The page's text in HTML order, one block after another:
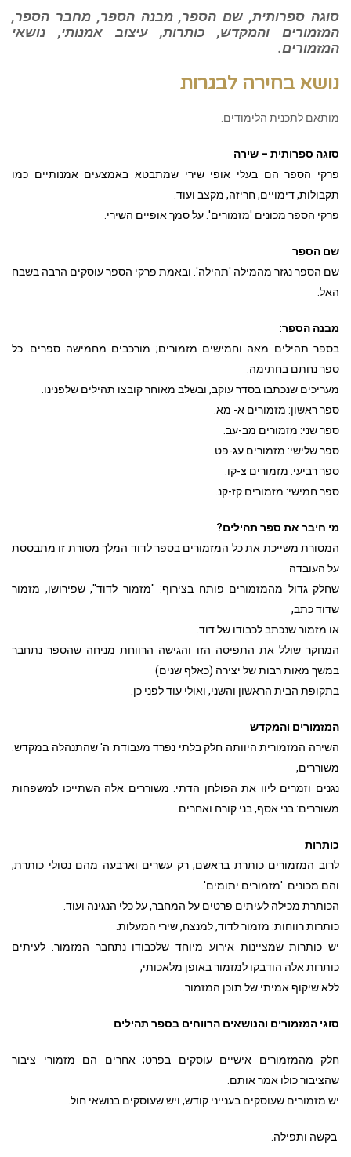
סוגה ספרותית, שם הספר, מבנה הספר, מחבר הספר,
המזמורים והמקדש, כותרות, עיצוב אמנותי, נושאי
המזמורים.
נושא בחירה לבגרות
מותאם לתכנית הלימודים.
סוגה ספרותית – שירה
פרקי הספר הם בעלי אופי שירי שמתבטא באמצעים אמנותיים כמו
תקבולות, דימויים, חריזה, מקצב ועוד.
פרקי הספר מכונים 'מזמורים'. על סמך אופיים השירי.
שם הספר
שם הספר נגזר מהמילה 'תהילה'. ובאמת פרקי הספר עוסקים הרבה בשבח
האל.
מבנה הספר:
בספר תהילים מאה וחמישים מזמורים; מורכבים מחמישה ספרים. כל
ספר נחתם בחתימה.
מעריכים שנכתבו בסדר עוקב, ובשלב מאוחר קובצו תהילים שלפנינו.
ספר ראשון: מזמורים א- מא.
ספר שני: מזמורים מב-עב.
ספר שלישי: מזמורים עג-פט.
ספר רביעי: מזמורים צ-קו.
ספר חמישי: מזמורים קז-קנ.
מי חיבר את ספר תהילים?
המסורת משייכת את כל המזמורים בספר לדוד המלך מסורת זו מתבססת
על העובדה
שחלק גדול מהמזמורים פותח בצירוף: "מזמור לדוד", שפירושו, מזמור
שדוד כתב,
או מזמור שנכתב לכבודו של דוד.
המחקר שולל את התפיסה הזו והגישה הרווחת מניחה שהספר נתחבר
במשך מאות רבות של יצירה (כאלף שנים)
בתקופת הבית הראשון והשני, ואולי עוד לפני כן.
המזמורים והמקדש
השירה המזמורית היוותה חלק בלתי נפרד מעבודת ה' שהתנהלה במקדש.
משוררים,
נגנים וזמרים ליוו את הפולחן הדתי. משוררים אלה השתייכו למשפחות
משוררים: בני אסף, בני קורח ואחרים.
כותרות
לרוב המזמורים כותרת בראשם, רק עשרים וארבעה מהם נטולי כותרת,
והם מכונים 'מזמורים יתומים'.
הכותרת מכילה לעיתים פרטים על המחבר, על כלי הנגינה ועוד.
כותרות רווחות: מזמור לדוד, למנצח, שירי המעלות.
יש כותרות שמציינות אירוע מיוחד שלכבודו נתחבר המזמור. לעיתים
כותרות אלה הודבקו למזמור באופן מלאכותי,
ללא שיקוף אמיתי של תוכן המזמור.
סוגי המזמורים והנושאים הרווחים בספר תהילים
חלק מהמזמורים אישיים עוסקים בפרט; אחרים הם מזמורי ציבור
שהציבור כולו אמר אותם.
יש מזמורים שעוסקים בענייני קודש, ויש שעוסקים בנושאי חול.
בקשה ותפילה.